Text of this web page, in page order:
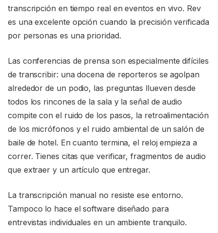
transcripción en tiempo real en eventos en vivo. Rev
es una excelente opción cuando la precisión verificada
por personas es una prioridad.
Las conferencias de prensa son especialmente difíciles
de transcribir: una docena de reporteros se agolpan
alrededor de un podio, las preguntas llueven desde
todos los rincones de la sala y la señal de audio
compite con el ruido de los pasos, la retroalimentación
de los micrófonos y el ruido ambiental de un salón de
baile de hotel. En cuanto termina, el reloj empieza a
correr. Tienes citas que verificar, fragmentos de audio
que extraer y un artículo que entregar.
La transcripción manual no resiste ese entorno.
Tampoco lo hace el software diseñado para
entrevistas individuales en un ambiente tranquilo.